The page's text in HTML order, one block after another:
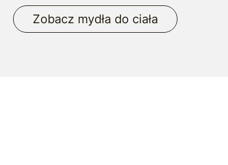
Zobacz mydła do ciała